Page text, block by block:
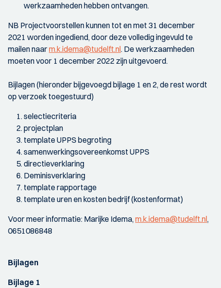
werkzaamheden hebben ontvangen.
NB Projectvoorstellen kunnen tot en met 31 december
2021 worden ingediend, door deze volledig ingevuld te
mailen naarm.k.idema@tudelft.nl. De werkzaamheden
moeten voor 1 december 2022 zijn uitgevoerd.
Bijlagen (hieronder bijgevoegd bijlage 1 en 2, de rest wordt
op verzoek toegestuurd)
selectiecriteria
projectplan
template UPPS begroting
samenwerkingsovereenkomst UPPS
directieverklaring
Deminisverklaring
template rapportage
template uren en kosten bedrijf (kostenformat)
Voor meer informatie: Marijke Idema,m.k.idema@tudelft.nl,
0651086848
Bijlagen
Bijlage 1